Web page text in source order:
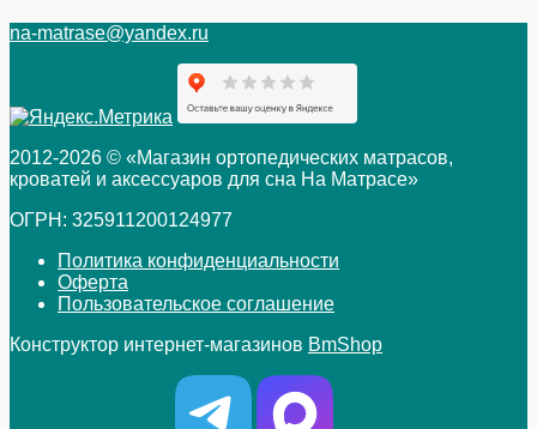
na-matrase@yandex.ru
2012-2026 © «Магазин ортопедических матрасов,
кроватей и аксессуаров для сна На Матрасе»
ОГРН: 325911200124977
Политика конфиденциальности
Оферта
Пользовательское соглашение
Конструктор интернет-магазинов BmShop